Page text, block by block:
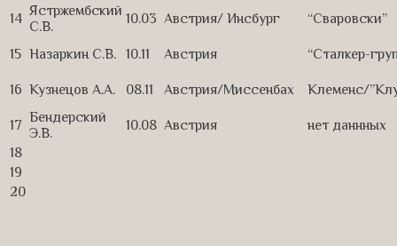
14 Ястржембский
С.В.
10.03 Австрия/ Инсбург “Сваровски”
15 Назаркин С.В. 10.11 Австрия “Сталкер-
16 Кузнецов А.А. 08.11 Австрия/Миссенбах Клеменс/
17 Бендерский
Э.В.
10.08 Австрия
нет даннных
18
19
20